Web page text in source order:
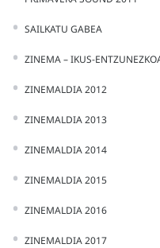
SAILKATU GABEA
ZINEMA – IKUS-
ZINEMALDIA 2012
ZINEMALDIA 2013
ZINEMALDIA 2014
ZINEMALDIA 2015
ZINEMALDIA 2016
ZINEMALDIA 2017